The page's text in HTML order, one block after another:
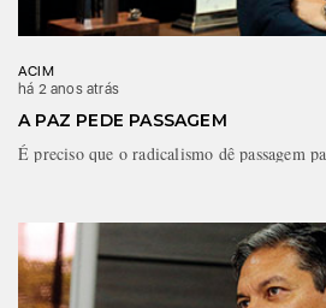
ACIM
há 2 anos atrás
A PAZ PEDE PASSAGEM
É preciso que o radicalismo dê passagem